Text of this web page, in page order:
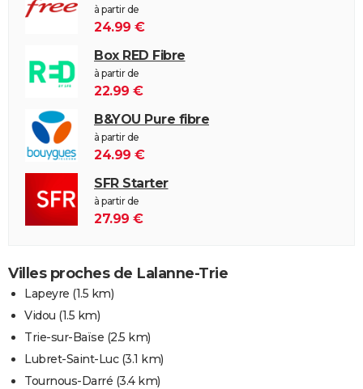
à partir de
24.99 €
Box RED Fibre
à partir de
22.99 €
B&YOU Pure fibre
à partir de
24.99 €
SFR Starter
à partir de
27.99 €
Villes proches de Lalanne-Trie
Lapeyre (1.5 km)
Vidou (1.5 km)
Trie-sur-Baïse (2.5 km)
Lubret-Saint-Luc(3.1 km)
Tournous-Darré (3.4 km)